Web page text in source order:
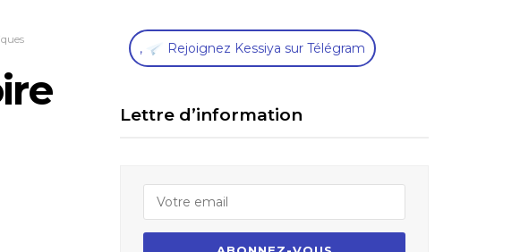
, Rejoignez Kessiya sur Télégram
Lettre d’information